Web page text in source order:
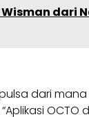
dari
dari mana
OCTO